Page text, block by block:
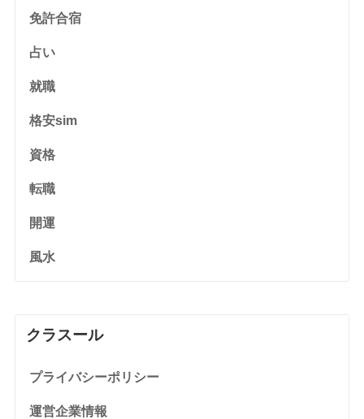
免許合宿
占い
就職
格安sim
資格
転職
開運
風水
クラスール
プライバシーポリシー
運営企業情報